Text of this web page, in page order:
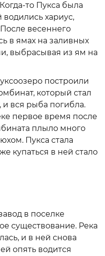
то Пукса была
хариус,
весеннего
в ямах на заливных
выбрасывая из ям на
построили
который стал
и вся рыба погибла.
первое время после
плыло много
Пукса стала
купаться в ней стало
в поселке
существование. Река
и в ней снова
опять водится